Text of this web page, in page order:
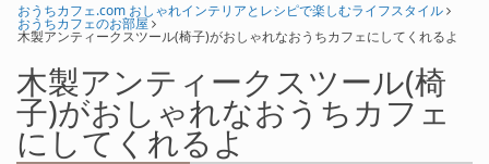
おうちカフェ.com おしゃれインテリアとレシピで楽しむライフスタイル
おうちカフェのお部屋
木製アンティークスツール(椅子)がおしゃれなおうちカフェにしてくれるよ
木製アンティークスツール(椅
子)がおしゃれなおうちカフェ
にしてくれるよ